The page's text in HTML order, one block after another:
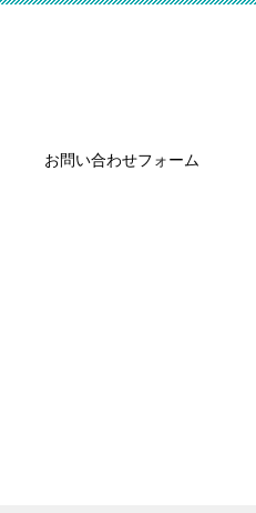
お問い合わせフォーム